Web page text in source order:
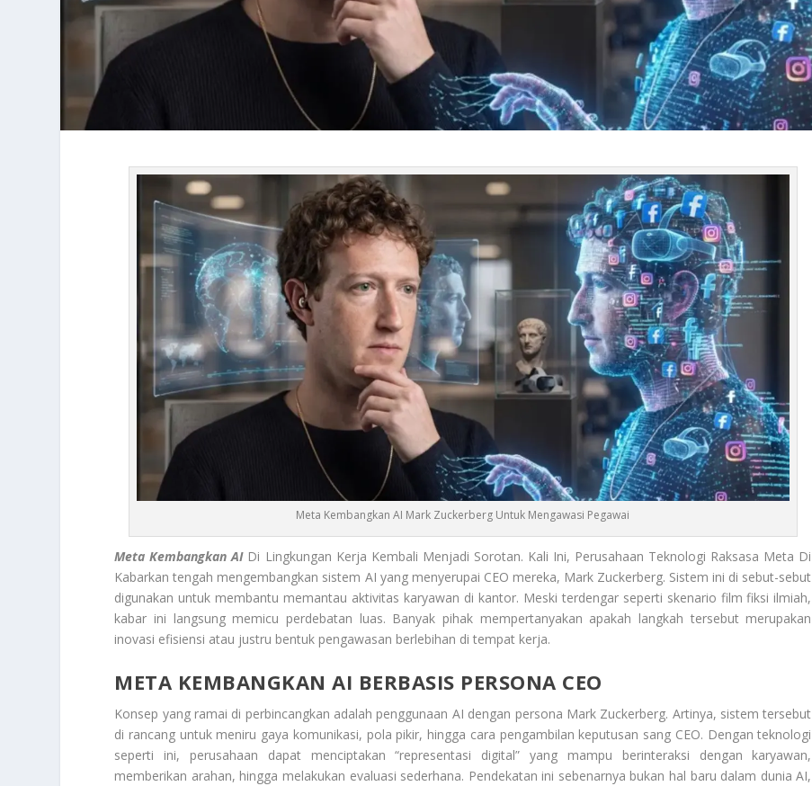
Meta Kembangkan AI Mark Zuckerberg Untuk Mengawasi Pegawai
Meta Kembangkan AIDi Lingkungan Kerja Kembali Menjadi Sorotan. Kali Ini, Perusahaan Teknologi Raksasa Meta Di
Kabarkan tengah mengembangkan sistem AI yang menyerupai CEO mereka, Mark Zuckerberg. Sistem ini di sebut-sebut
digunakan untuk membantu memantau aktivitas karyawan di kantor. Meski terdengar seperti skenario film fiksi ilmiah,
kabar ini langsung memicu perdebatan luas. Banyak pihak mempertanyakan apakah langkah tersebut merupakan
inovasi efisiensi atau justru bentuk pengawasan berlebihan di tempat kerja.
META KEMBANGKAN AI BERBASIS PERSONA CEO
Konsep yang ramai di perbincangkan adalah penggunaan AI dengan persona Mark Zuckerberg. Artinya, sistem tersebut
di rancang untuk meniru gaya komunikasi, pola pikir, hingga cara pengambilan keputusan sang CEO. Dengan teknologi
seperti ini, perusahaan dapat menciptakan “representasi digital” yang mampu berinteraksi dengan karyawan,
memberikan arahan, hingga melakukan evaluasi sederhana. Pendekatan ini sebenarnya bukan hal baru dalam dunia AI,